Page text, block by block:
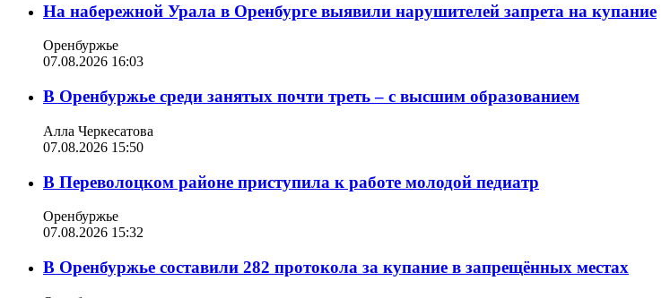
На набережной Урала в Оренбурге выявили нарушителей запрета на купание
Оренбуржье
07.08.2026 16:03
В Оренбуржье среди занятых почти треть – с высшим образованием
Алла Черкесатова
07.08.2026 15:50
В Переволоцком районе приступила к работе молодой педиатр
Оренбуржье
07.08.2026 15:32
В Оренбуржье составили 282 протокола за купание в запрещённых местах